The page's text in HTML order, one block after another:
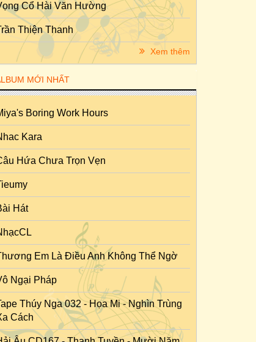
Cổ Hài Văn Hường
Thiện Thanh
Xem thêm
MỚI NHẤT
Boring Work Hours
Kara
Hứa Chưa Trọn Vẹn
Hát
Em Là Điều Anh Không Thể Ngờ
Ngại Pháp
Thúy Nga 032 - Họa Mi - Nghìn Trùng
Cách